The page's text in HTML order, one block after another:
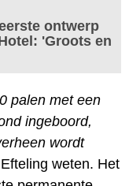
ontwerp
'Groots en
palen met een
ingeboord,
wordt
weten. Het